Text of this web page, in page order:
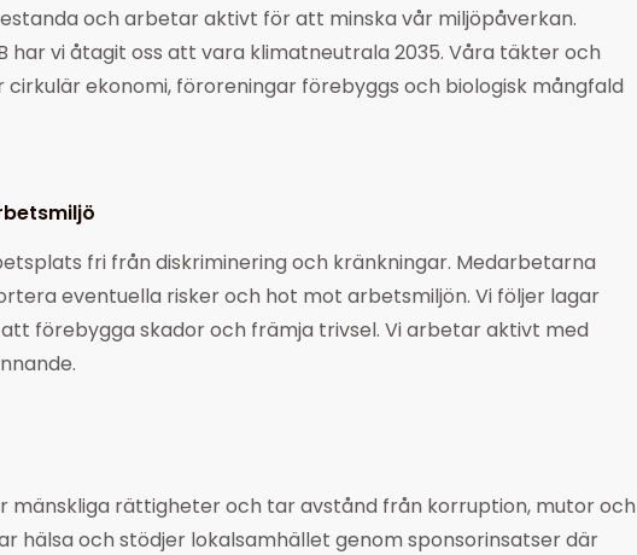
och arbetar aktivt för att minska vår miljöpåverkan.
har vi åtagit oss att vara klimatneutrala 2035. Våra täkter och
ekonomi, föroreningar förebyggs och biologisk mångfald
fri från diskriminering och kränkningar. Medarbetarna
eventuella risker och hot mot arbetsmiljön. Vi följer lagar
förebygga skador och främja trivsel. Vi arbetar aktivt med
mänskliga rättigheter och tar avstånd från korruption, mutor och
hälsa och stödjer lokalsamhället genom sponsorinsatser där